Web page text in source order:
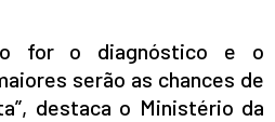
for o diagnóstico e o
serão as chances de
destaca o Ministério da